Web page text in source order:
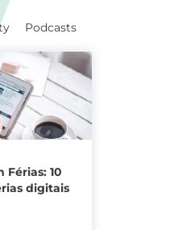
Podcasts
Férias: 10
digitais